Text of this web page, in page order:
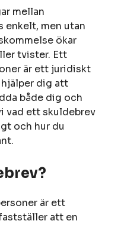
mellan
enkelt, men utan
ökar
tvister. Ett
är ett juridiskt
dig att
både dig och
vad ett skuldebrev
och hur du
är ett
att en